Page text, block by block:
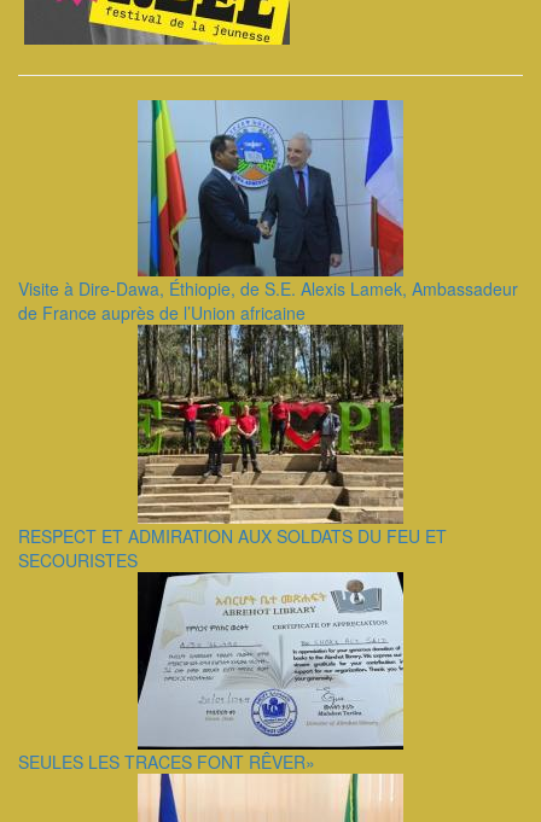
Visite à Dire-Dawa, Éthiopie, de S.E. Alexis Lamek, Ambassadeur
de France auprès de l’Union africaine
RESPECT ET ADMIRATION AUX SOLDATS DU FEU ET
SECOURISTES
SEULES LES TRACES FONT RÊVER»